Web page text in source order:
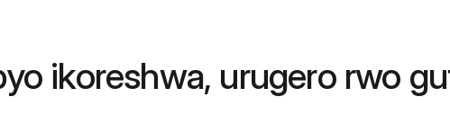
ikoreshwa, urugero rwo